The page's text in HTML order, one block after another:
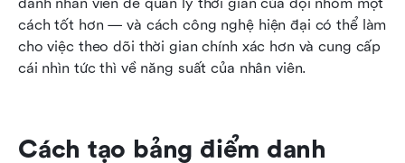
cách tốt hơn — và cách công nghệ hiện đại có thể làm
cho việc theo dõi thời gian chính xác hơn và cung cấp
cái nhìn tức thì về năng suất của nhân viên.
Cách tạo bảng điểm danh